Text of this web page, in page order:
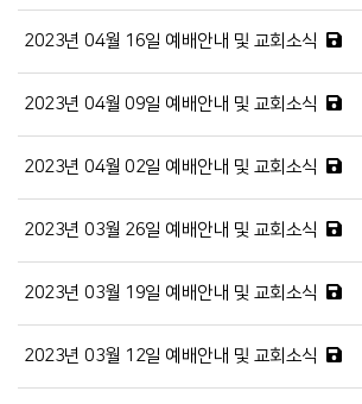
2023년 04월 16일 예배안내 및 교회소식
2023년 04월 09일 예배안내 및 교회소식
2023년 04월 02일 예배안내 및 교회소식
2023년 03월 26일 예배안내 및 교회소식
2023년 03월 19일 예배안내 및 교회소식
2023년 03월 12일 예배안내 및 교회소식